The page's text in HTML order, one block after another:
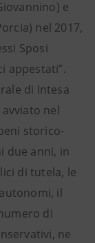
e
nel 2017,
Sposi
appestati”.
di Intesa
nel
storico-
due anni, in
di tutela, le
il
di
ne